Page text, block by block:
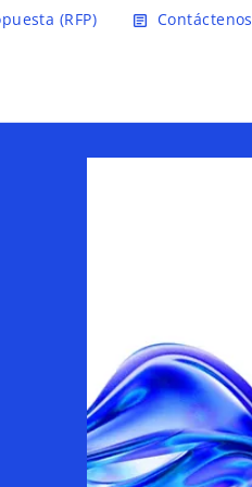
(RFP) article Contáctenos